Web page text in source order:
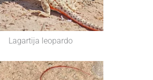
Lagartija leopardo